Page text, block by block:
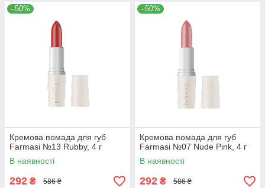
–50%
Кремова помада для губ
Farmasi №13 Rubby, 4 г
В наявності
292 ₴ 586 ₴
–50%
Кремова помада для губ
Farmasi №07 Nude Pink, 4 г
В наявності
292 ₴ 586 ₴